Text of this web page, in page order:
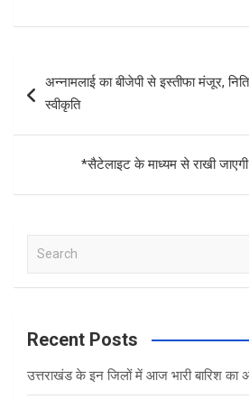
ce
o
tt
er
at
s
A
p
navigation
अन्नामलाई का बीजेपी से इस्तीफा मंजूर,
स्वीकृति
*सैटेलाइट के माध्यम से राखी
a
c
Recent Posts
उत्तराखंड के इन जिलों में आज भारी बारिश का